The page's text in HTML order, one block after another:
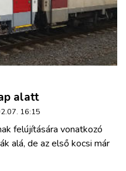
alatt
16:15
felújítására vonatkozó
alá, de az első kocsi már